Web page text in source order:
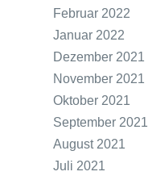
Februar 2022
Januar 2022
Dezember 2021
November 2021
Oktober 2021
September 2021
August 2021
Juli 2021